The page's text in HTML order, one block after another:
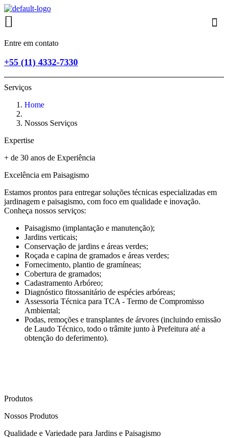
Entre em contato
+55 (11) 4332-7330
Serviços
Home
Nossos Serviços
Expertise
+ de 30 anos de Experiência
Excelência em Paisagismo
Estamos prontos para entregar soluções técnicas especializadas em
jardinagem e paisagismo, com foco em qualidade e inovação.
Conheça nossos serviços:
Paisagismo (implantação e manutenção);
Jardins verticais;
Conservação de jardins e áreas verdes;
Roçada e capina de gramados e áreas verdes;
Fornecimento, plantio de gramíneas;
Cobertura de gramados;
Cadastramento Arbóreo;
Diagnóstico fitossanitário de espécies arbóreas;
Assessoria Técnica para TCA - Termo de Compromisso
Ambiental;
Podas, remoções e transplantes de árvores (incluindo emissão
de Laudo Técnico, todo o trâmite junto à Prefeitura até a
obtenção do deferimento).
Produtos
Nossos Produtos
Qualidade e Variedade para Jardins e Paisagismo